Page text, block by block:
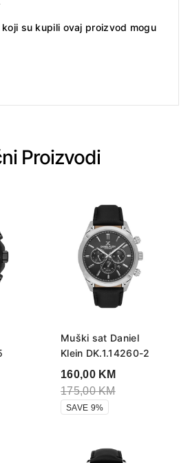
su kupili ovaj proizvod mogu
Proizvodi
Muški sat Daniel
Klein DK.1.14260-2
160,00 KM
175,00KM
SAVE 9%